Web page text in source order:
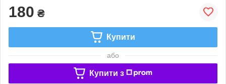
180 ₴
Купити
або
Купити з